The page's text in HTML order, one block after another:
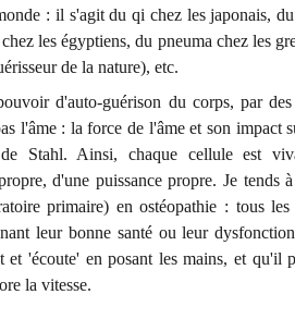
: il s'agit du qi chez les japonais,
les égyptiens, du pneuma chez les
de la nature), etc.
d'auto-guérison du corps, par
l'âme : la force de l'âme et son impact
Stahl. Ainsi, chaque cellule est
d'une puissance propre. Je tends
primaire) en ostéopathie : tous
leur bonne santé ou leur
et 'écoute' en posant les mains, et qu'il
la vitesse.